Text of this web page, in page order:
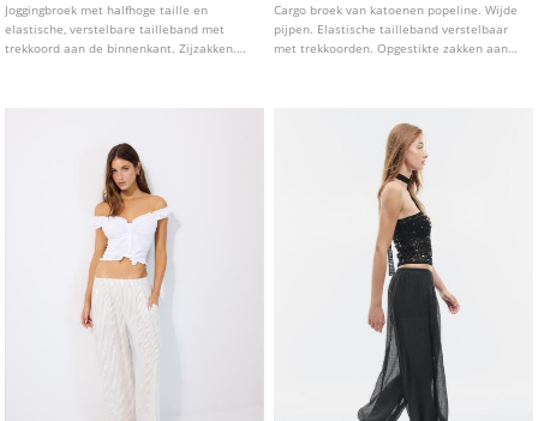
Joggingbroek met halfhoge taille en
elastische, verstelbare tailleband met
trekkoord aan de binnenkant. Zijzakken.
Cargo broek van katoenen popeline. Wijde
pijpen. Elastische tailleband verstelbaar
met trekkoorden. Opgestikte zakken aan